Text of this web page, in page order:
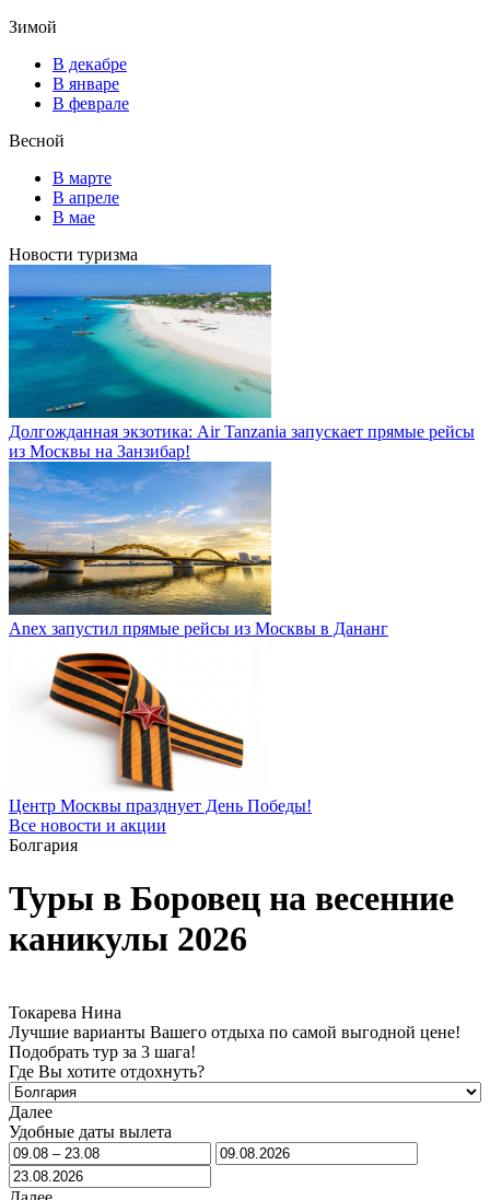
Зимой
В декабре
В январе
В феврале
Весной
В марте
В апреле
В мае
Новости туризма
Долгожданная экзотика: Air Tanzania запускает прямые рейсы
из Москвы на Занзибар!
Anex запустил прямые рейсы из Москвы в Дананг
Центр Москвы празднует День Победы!
Все новости и акции
Болгария
Туры в Боровец на весенние
каникулы 2026
Токарева Нина
Лучшие варианты Вашего отдыха по самой выгодной цене!
Подобрать тур за 3 шага!
Где Вы хотите отдохнуть?
Далее
Удобные даты вылета